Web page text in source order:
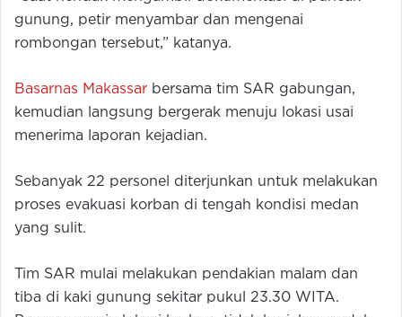
gunung, petir menyambar dan mengenai
rombongan tersebut,” katanya.
Basarnas Makassar bersama tim SAR gabungan,
kemudian langsung bergerak menuju lokasi usai
menerima laporan kejadian.
Sebanyak 22 personel diterjunkan untuk melakukan
proses evakuasi korban di tengah kondisi medan
yang sulit.
Tim SAR mulai melakukan pendakian malam dan
tiba di kaki gunung sekitar pukul 23.30 WITA.